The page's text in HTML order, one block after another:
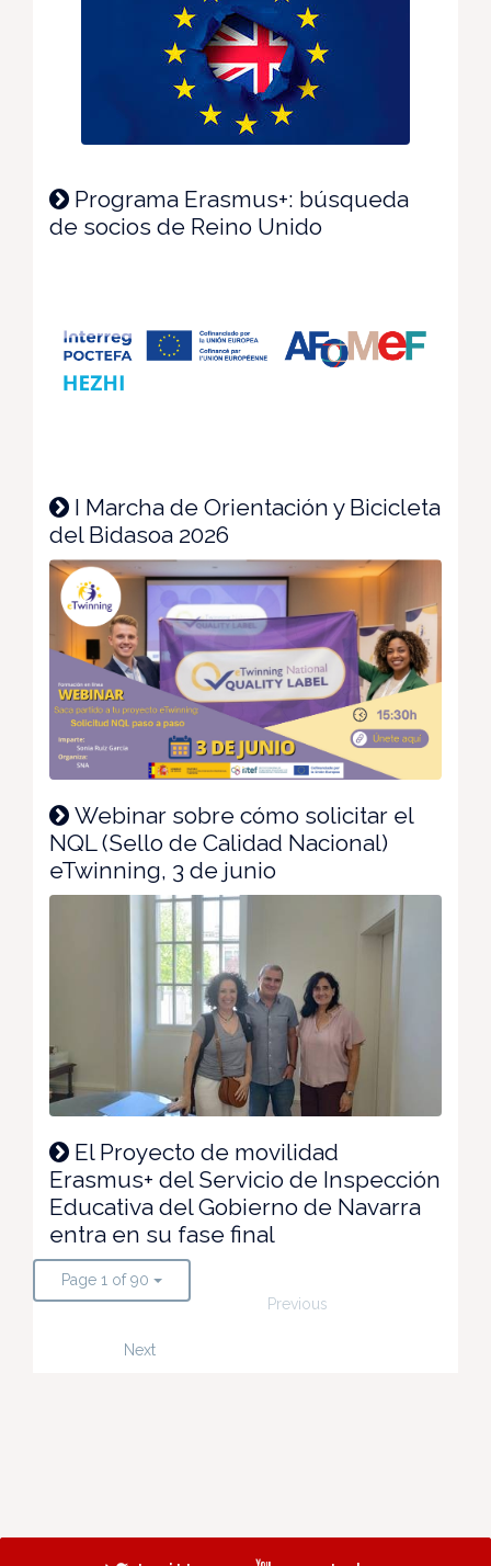
Programa Erasmus+: búsqueda
de socios de Reino Unido
I Marcha de Orientación y Bicicleta
del Bidasoa 2026
Webinar sobre cómo solicitar el
NQL (Sello de Calidad Nacional)
eTwinning, 3 de junio
El Proyecto de movilidad
Erasmus+ del Servicio de Inspección
Educativa del Gobierno de Navarra
entra en su fase final
Page 1 of 90
Previous
Next